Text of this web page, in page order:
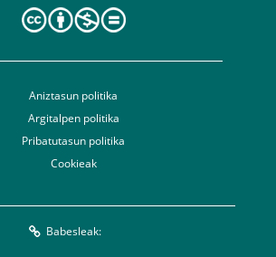
Aniztasun politika
Argitalpen politika
Pribatutasun politika
Cookieak
Babesleak: